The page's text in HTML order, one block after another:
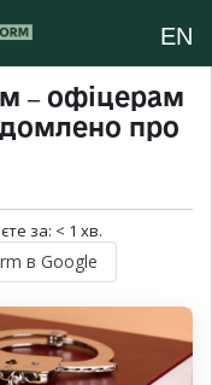
EN
‒ офіцерам
про
за: < 1 хв.
в Google